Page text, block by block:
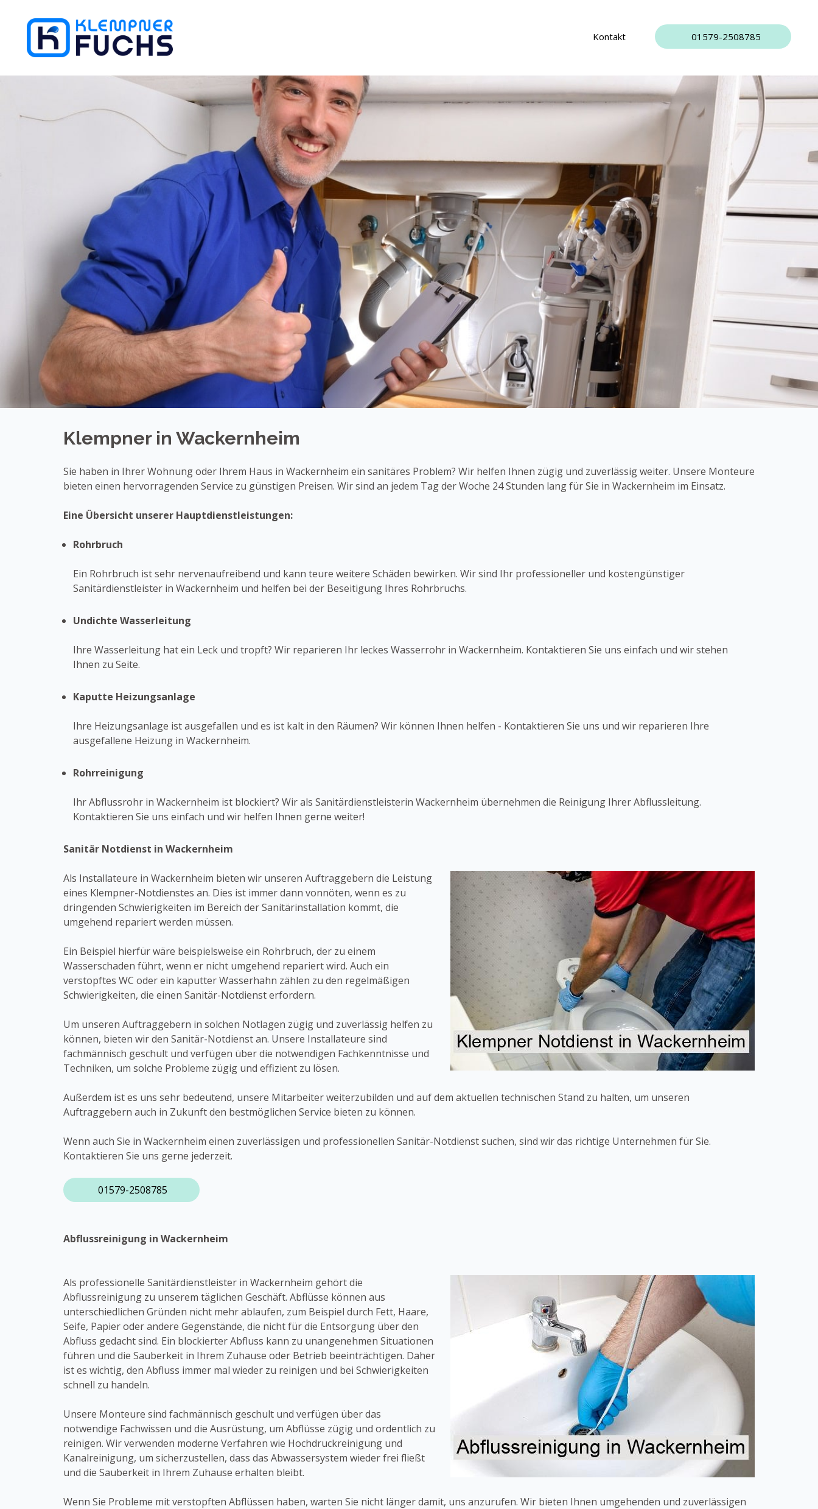
Kontakt 01579-2508785
Klempner in Wackernheim
Sie haben in Ihrer Wohnung oder Ihrem Haus in Wackernheim ein sanitäres Problem? Wir helfen Ihnen zügig und zuverlässig weiter. Unsere Monteure
bieten einen hervorragenden Service zu günstigen Preisen. Wir sind an jedem Tag der Woche 24 Stunden lang für Sie in Wackernheim im Einsatz.
Eine Übersicht unserer Hauptdienstleistungen:
Rohrbruch
Ein Rohrbruch ist sehr nervenaufreibend und kann teure weitere Schäden bewirken. Wir sind Ihr professioneller und kostengünstiger
Sanitärdienstleister in Wackernheim und helfen bei der Beseitigung Ihres Rohrbruchs.
Undichte Wasserleitung
Ihre Wasserleitung hat ein Leck und tropft? Wir reparieren Ihr leckes Wasserrohr in Wackernheim. Kontaktieren Sie uns einfach und wir stehen
Ihnen zu Seite.
Kaputte Heizungsanlage
Ihre Heizungsanlage ist ausgefallen und es ist kalt in den Räumen? Wir können Ihnen helfen - Kontaktieren Sie uns und wir reparieren Ihre
ausgefallene Heizung in Wackernheim.
Rohrreinigung
Ihr Abflussrohr in Wackernheim ist blockiert? Wir als Sanitärdienstleisterin Wackernheim übernehmen die Reinigung Ihrer Abflussleitung.
Kontaktieren Sie uns einfach und wir helfen Ihnen gerne weiter!
Sanitär Notdienst in Wackernheim
Als Installateure in Wackernheim bieten wir unseren Auftraggebern die Leistung
eines Klempner-Notdienstes an. Dies ist immer dann vonnöten, wenn es zu
dringenden Schwierigkeiten im Bereich der Sanitärinstallation kommt, die
umgehend repariert werden müssen.
Ein Beispiel hierfür wäre beispielsweise ein Rohrbruch, der zu einem
Wasserschaden führt, wenn er nicht umgehend repariert wird. Auch ein
verstopftes WC oder ein kaputter Wasserhahn zählen zu den regelmäßigen
Schwierigkeiten, die einen Sanitär-Notdienst erfordern.
Um unseren Auftraggebern in solchen Notlagen zügig und zuverlässig helfen zu
können, bieten wir den Sanitär-Notdienst an. Unsere Installateure sind
fachmännisch geschult und verfügen über die notwendigen Fachkenntnisse und
Techniken, um solche Probleme zügig und effizient zu lösen.
Außerdem ist es uns sehr bedeutend, unsere Mitarbeiter weiterzubilden und auf dem aktuellen technischen Stand zu halten, um unseren
Auftraggebern auch in Zukunft den bestmöglichen Service bieten zu können.
Wenn auch Sie in Wackernheim einen zuverlässigen und professionellen Sanitär-Notdienst suchen, sind wir das richtige Unternehmen für Sie.
Kontaktieren Sie uns gerne jederzeit.
01579-2508785
Abflussreinigung in Wackernheim
Als professionelle Sanitärdienstleister in Wackernheim gehört die
Abflussreinigung zu unserem täglichen Geschäft. Abflüsse können aus
unterschiedlichen Gründen nicht mehr ablaufen, zum Beispiel durch Fett, Haare,
Seife, Papier oder andere Gegenstände, die nicht für die Entsorgung über den
Abfluss gedacht sind. Ein blockierter Abfluss kann zu unangenehmen Situationen
führen und die Sauberkeit in Ihrem Zuhause oder Betrieb beeinträchtigen. Daher
ist es wichtig, den Abfluss immer mal wieder zu reinigen und bei Schwierigkeiten
schnell zu handeln.
Unsere Monteure sind fachmännisch geschult und verfügen über das
notwendige Fachwissen und die Ausrüstung, um Abflüsse zügig und ordentlich zu
reinigen. Wir verwenden moderne Verfahren wie Hochdruckreinigung und
Kanalreinigung, um sicherzustellen, dass das Abwassersystem wieder frei fließt
und die Sauberkeit in Ihrem Zuhause erhalten bleibt.
Wenn Sie Probleme mit verstopften Abflüssen haben, warten Sie nicht länger damit, uns anzurufen. Wir bieten Ihnen umgehenden und zuverlässigen